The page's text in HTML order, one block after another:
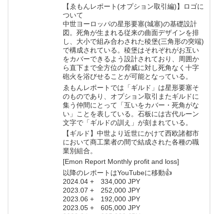
【ゑもんレポート(オプション取引編)】ロゴに
ついて
中世ヨーロッパの星形要塞(城塞)の基礎設計
図。死角が生まれる従来の曲面デザインを排
し、大小で組み合わされた稜堡(三角形の突端)
で構成されている。稜堡はそれぞれがお互い
をカバーできるよう設計されており、周囲か
ら直下まで全方位の脅威に対し死角なく十字
砲火を浴びせることが可能となっている。
ゑもんレポートでは「ギルド」は星形要塞そ
のものであり、オプション取引またギルドに
集う仲間にとって「互いをカバー・死角がな
い」ことを表している。石板には古代ルーン
文字で「ギルドの訓え」が刻まれている。
【ギルド】中世より近世にかけて西欧諸都市
において商工業者の間で結成された各種の職
業別組合。
[Emon Report Monthly profit and loss]
以降のレポートはYouTubeに移動👍
2024.04 + 334,000 JPY
2023.07 + 252,000 JPY
2023.06 + 192,000 JPY
2023.05 + 605,000 JPY